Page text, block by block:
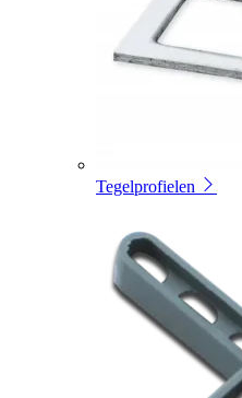
Tegelprofielen